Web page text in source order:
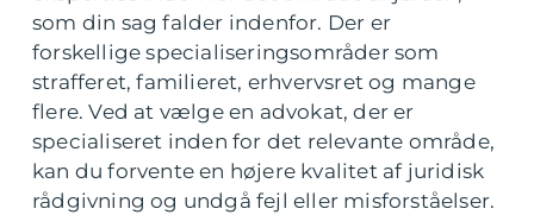
som din sag falder indenfor. Der er
forskellige specialiseringsområder som
strafferet, familieret, erhvervsret og mange
flere. Ved at vælge en advokat, der er
specialiseret inden for det relevante område,
kan du forvente en højere kvalitet af juridisk
rådgivning og undgå fejl eller misforståelser.